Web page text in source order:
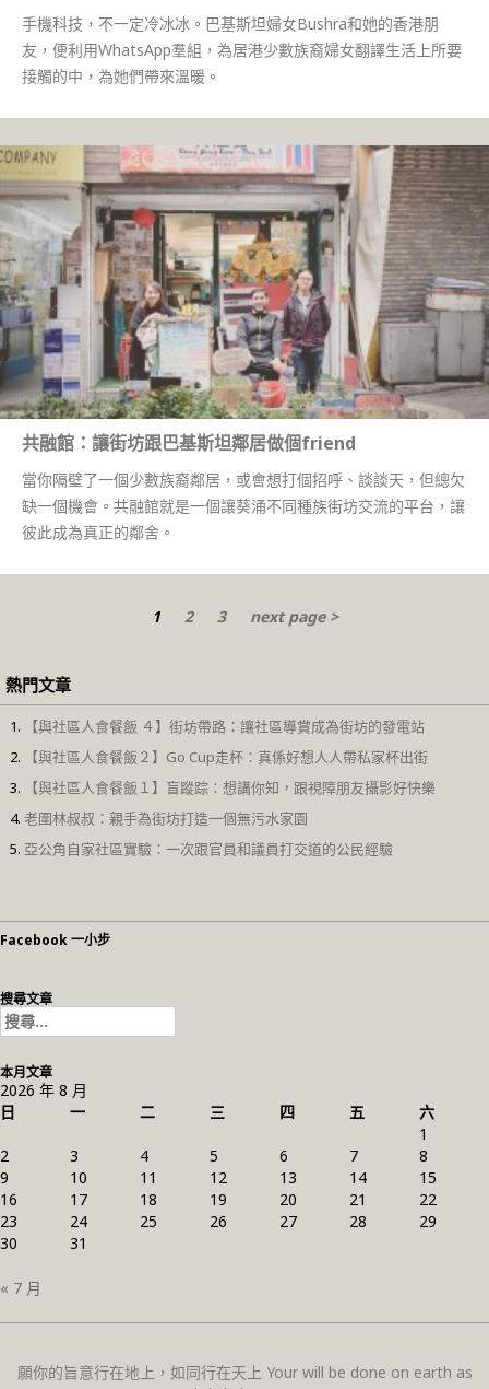
手機科技，不一定冷冰冰。巴基斯坦婦女Bushra和她的香港朋
友，便利用WhatsApp羣組，為居港少數族裔婦女翻譯生活上所要
接觸的中，為她們帶來溫暖。
共融館：讓街坊跟巴基斯坦鄰居做個friend
當你隔壁了一個少數族裔鄰居，或會想打個招呼、談談天，但總欠
缺一個機會。共融館就是一個讓葵涌不同種族街坊交流的平台，讓
彼此成為真正的鄰舍。
1 2 3 next page >
熱門文章
【與社區人食餐飯 ４】街坊帶路：讓社區導賞成為街坊的發電站
【與社區人食餐飯２】Go Cup走杯：真係好想人人帶私家杯出街
【與社區人食餐飯１】盲蹤踪：想講你知，跟視障朋友攝影好快樂
老圍林叔叔：親手為街坊打造一個無污水家園
亞公角自家社區實驗：一次跟官員和議員打交道的公民經驗
Facebook 一小步
搜尋文章
搜
尋
關
鍵
字:
本月文章
2026 年 8 月
日
一 二 三 四 五
六
1
2
3 4 5 6 7
8
9
10 11 12 13 14
15
16
17 18 19 20 21
22
23
24 25 26 27 28
29
30
31
« 7 月
願你的旨意行在地上，如同行在天上 Your will be done on earth as